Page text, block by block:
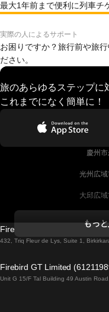
最大1年前まで便利に列車チ
実際の人によるサポート
お困りですか？旅行前や旅
ださい。
旅のあらゆるステップ
これまでになく簡単に！
慶州
光州広
大邱広
ダブリンか
ローマ
もっ
Firebird GT Limited (OC
432, Triq Fleur de Lys, Suite 1,
Firebird GT Limited
Unit G 15/F Tal Building 49 Austin